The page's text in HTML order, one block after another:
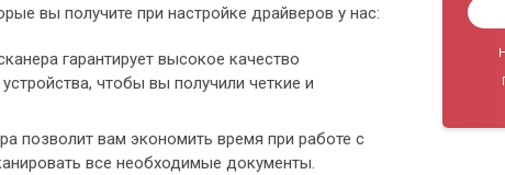
вы получите при настройке драйверов у нас:
гарантирует высокое качество
чтобы вы получили четкие и
позволит вам экономить время при работе с
все необходимые документы.